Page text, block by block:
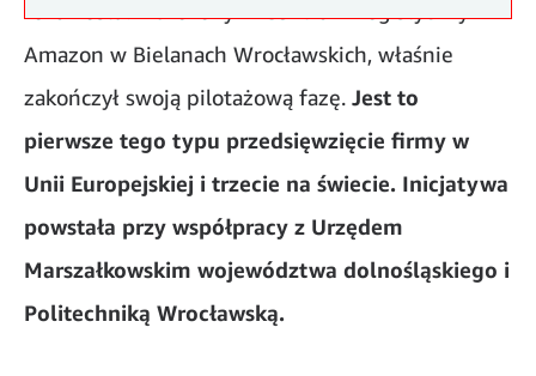
Amazon w Bielanach Wrocławskich, właśnie
zakończył swoją pilotażową fazę. Jest to
pierwsze tego typu przedsięwzięcie firmy w
Unii Europejskiej i trzecie na świecie. Inicjatywa
powstała przy współpracy z Urzędem
Marszałkowskim województwa dolnośląskiego i
Politechniką Wrocławską.